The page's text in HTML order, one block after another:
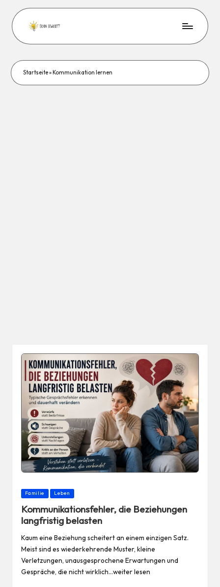
Startseite» Kommunikation lernen
Posted
Familie Leben
Kommunikationsfehler, die Beziehungen
langfristig belasten
Kaum eine Beziehung scheitert an einem einzigen Satz.
Meist sind es wiederkehrende Muster, kleine
Verletzungen, unausgesprochene Erwartungen und
Gespräche, die nicht wirklich…weiter lesen